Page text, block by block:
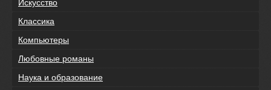
Искусство
Классика
Компьютеры
Любовные романы
Наука и образование